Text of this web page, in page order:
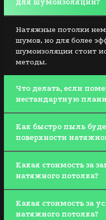
Натяжные потолки
шумов, но для более
шумоизоляции стоит
методы.
Что делать, если
нестандартную
является возможность
любую форму
Как быстро пыль
поверхности
зависит от типа
месторасположения.
какие-то загрязнения,
самостоятельно.
Какая стоимость за
натяжного потолка?
тыс руб.
Какая стоимость за
натяжного потолка?